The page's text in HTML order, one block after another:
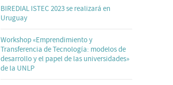
BIREDIAL ISTEC 2023 se realizará en
Uruguay
Workshop «Emprendimiento y
Transferencia de Tecnología: modelos de
desarrollo y el papel de las universidades»
de la UNLP